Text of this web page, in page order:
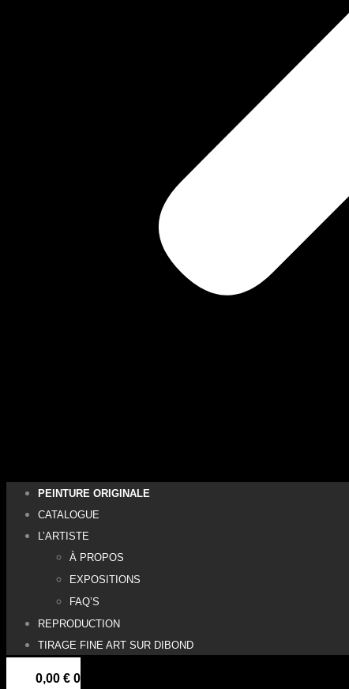
PEINTURE ORIGINALE
CATALOGUE
L’ARTISTE
À PROPOS
EXPOSITIONS
FAQ’S
REPRODUCTION
TIRAGE FINE ART SUR DIBOND
0,00 € 0